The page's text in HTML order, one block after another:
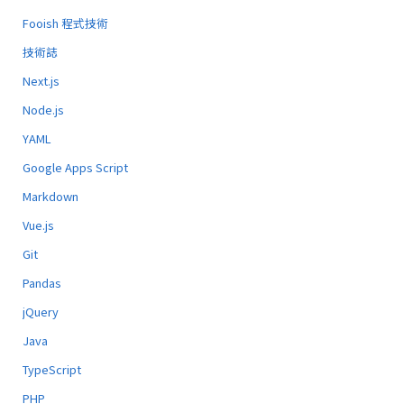
Fooish 程式技術
技術誌
Next.js
Node.js
YAML
Google Apps Script
Markdown
Vue.js
Git
Pandas
jQuery
Java
TypeScript
PHP